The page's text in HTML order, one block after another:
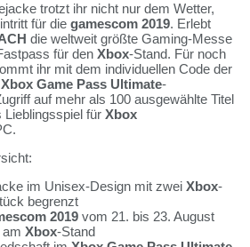
trotzt ihr nicht nur dem Wetter,
für die gamescom 2019. Erlebt
die weltweit größte Gaming-Messe
für den Xbox-Stand. Für noch
ihr mit dem individuellen Code der
Xbox Game Pass Ultimate-
auf mehr als 100 ausgewählte Titel
Lieblingsspiel für Xbox
im Unisex-Design mit zwei Xbox-
begrenzt
2019 vom 21. bis 23. August
am Xbox-Stand